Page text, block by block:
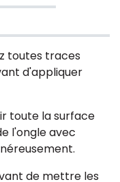
toutes traces
d'appliquer
toute la surface
l'ongle avec
de mettre les